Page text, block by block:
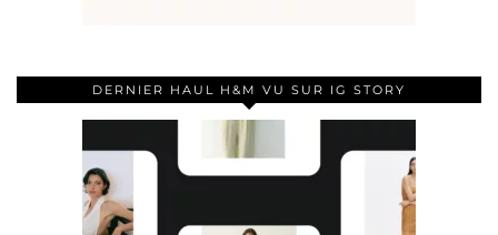
DERNIER HAUL H&M VU SUR IG STORY